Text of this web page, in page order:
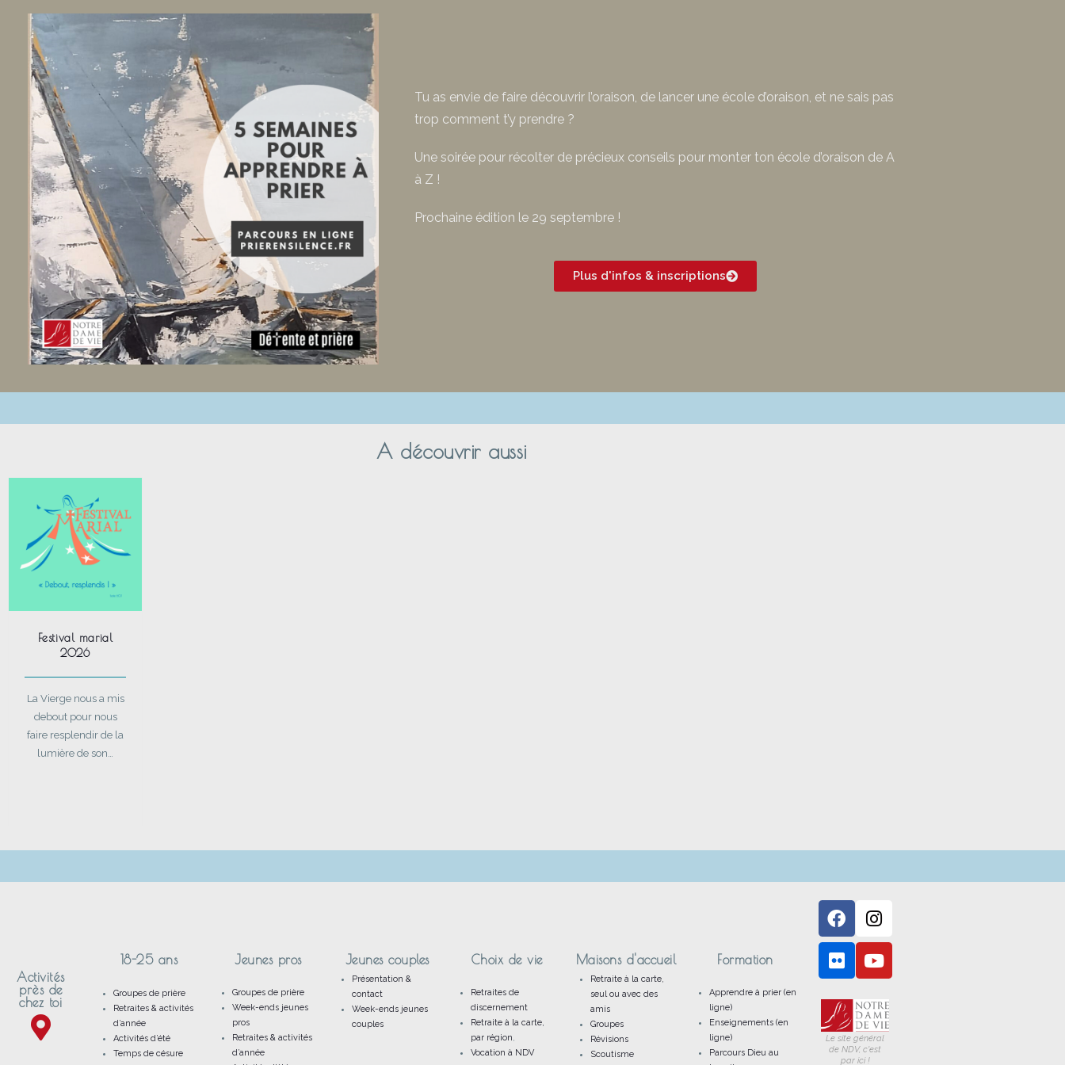
Tu as envie de faire découvrir l’oraison, de lancer une école d’oraison, et ne sais pas
trop comment t’y prendre ?
Une soirée pour récolter de précieux conseils pour monter ton école d’oraison de A
à Z !
Prochaine édition le 29 septembre !
Plus d'infos & inscriptions
A découvrir aussi
Festival marial
2026
La Vierge nous a mis
debout pour nous
faire resplendir de la
lumière de son…
Activités
près de
chez toi
18-25 ans
Groupes de prière
Retraites & activités
d’année
Activités d’été
Temps de césure
Jeunes pros
Groupes de prière
Week-ends jeunes
pros
Retraites & activités
d’année
Jeunes couples
Présentation &
contact
Week-ends jeunes
couples
Choix de vie
Retraites de
discernement
Retraite à la carte,
par région,
Vocation à NDV
Maisons d'accueil
Retraite à la carte,
seul ou avec des
amis
Groupes
Révisions
Scoutisme
Formation
Apprendre à prier (en
ligne)
Enseignements (en
ligne)
Parcours Dieu au
Le site général
de NDV, c'est
par ici !